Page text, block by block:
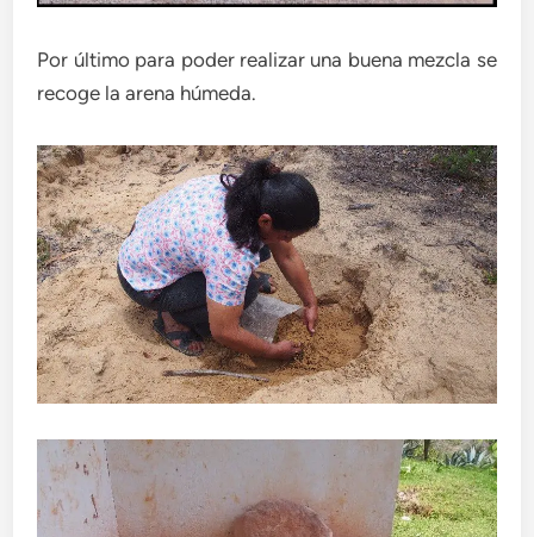
Por último para poder realizar una buena mezcla se
recoge la arena húmeda.